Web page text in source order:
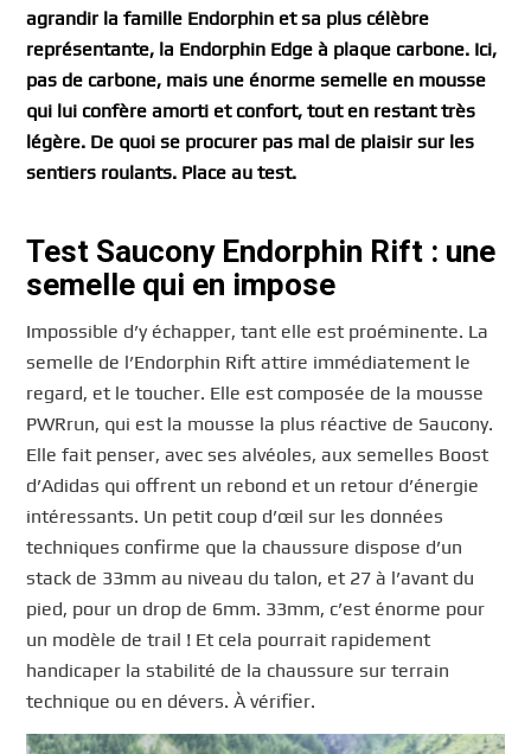
agrandir la famille Endorphin et sa plus célèbre
représentante, la Endorphin Edge à plaque carbone. Ici,
pas de carbone, mais une énorme semelle en mousse
qui lui confère amorti et confort, tout en restant très
légère. De quoi se procurer pas mal de plaisir sur les
sentiers roulants. Place au test.
Test Saucony Endorphin Rift : une
semelle qui en impose
Impossible d’y échapper, tant elle est proéminente. La
semelle de l’Endorphin Rift attire immédiatement le
regard, et le toucher. Elle est composée de la mousse
PWRrun, qui est la mousse la plus réactive de Saucony.
Elle fait penser, avec ses alvéoles, aux semelles Boost
d’Adidas qui offrent un rebond et un retour d’énergie
intéressants. Un petit coup d’œil sur les données
techniques confirme que la chaussure dispose d’un
stack de 33mm au niveau du talon, et 27 à l’avant du
pied, pour un drop de 6mm. 33mm, c’est énorme pour
un modèle de trail ! Et cela pourrait rapidement
handicaper la stabilité de la chaussure sur terrain
technique ou en dévers. À vérifier.